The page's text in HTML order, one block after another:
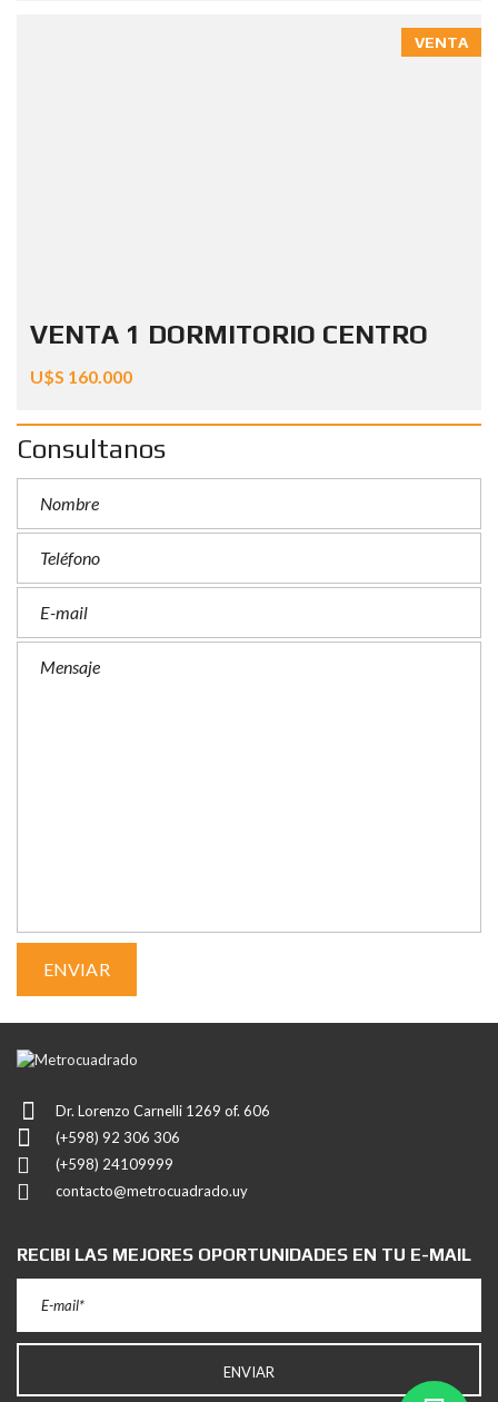
VENTA
VENTA 1 DORMITORIO CENTRO
U$S 160.000
Consultanos
Dr. Lorenzo Carnelli 1269 of. 606
(+598) 92 306 306
(+598) 24109999
contacto@metrocuadrado.uy
RECIBI LAS MEJORES OPORTUNIDADES EN TU E-MAIL